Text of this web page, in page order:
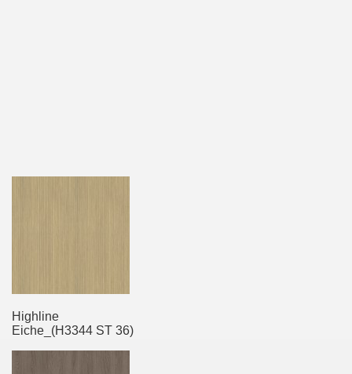
Highline
Eiche_(H3344 ST 36)